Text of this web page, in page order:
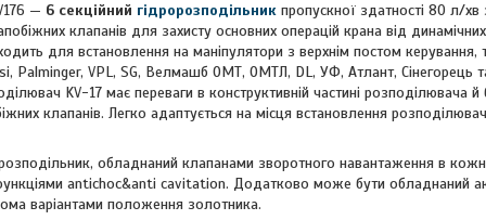
— 6 секційний гідророзподільник пропускної здатності 80 л/
клапанів для захисту основних операцій крана від
для встановлення на маніпулятори з верхнім постом керування,
Palminger, VPL, SG, Велмашб ОМТ, ОМТЛ, DL, УФ, Атлант, Сінегорець
KV-17 має переваги в конструктивній частині розподілювача й
клапанів. Легко адаптується на місця встановлення
розподільник, обладнаний клапанами зворотного навантаження в
antichoc&anti cavitation. Додатково може бути обладнаний
варіантами положення золотника.